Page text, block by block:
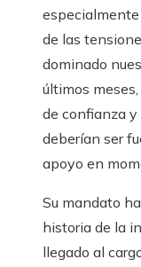
de las
dominado
últimos
de confianza y
deberían ser
apoyo en
Su mandato
historia de la
llegado al